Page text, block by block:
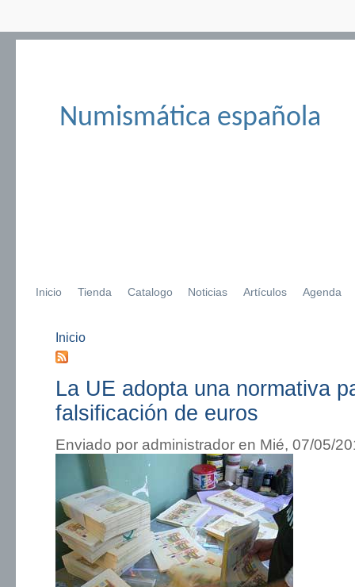
Numismática española
Inicio Tienda Catalogo Noticias Artículos Agenda
Se encuentra usted aquí
Inicio
La UE adopta una normativa
falsificación de euros
Enviado por administrador en Mié, 07/05/